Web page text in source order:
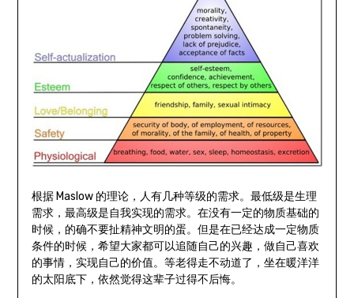
根据 Maslow 的理论，人有几种等级的需求。最低级是生理
需求，最高级是自我实现的需求。在没有一定的物质基础的
时候，的确不要扯精神文明的蛋。但是在已经达成一定物质
条件的时候，希望大家都可以追随自己的兴趣，做自己喜欢
的事情，实现自己的价值。等老得走不动道了，坐在暖洋洋
的太阳底下，依然觉得这辈子过得不后悔。